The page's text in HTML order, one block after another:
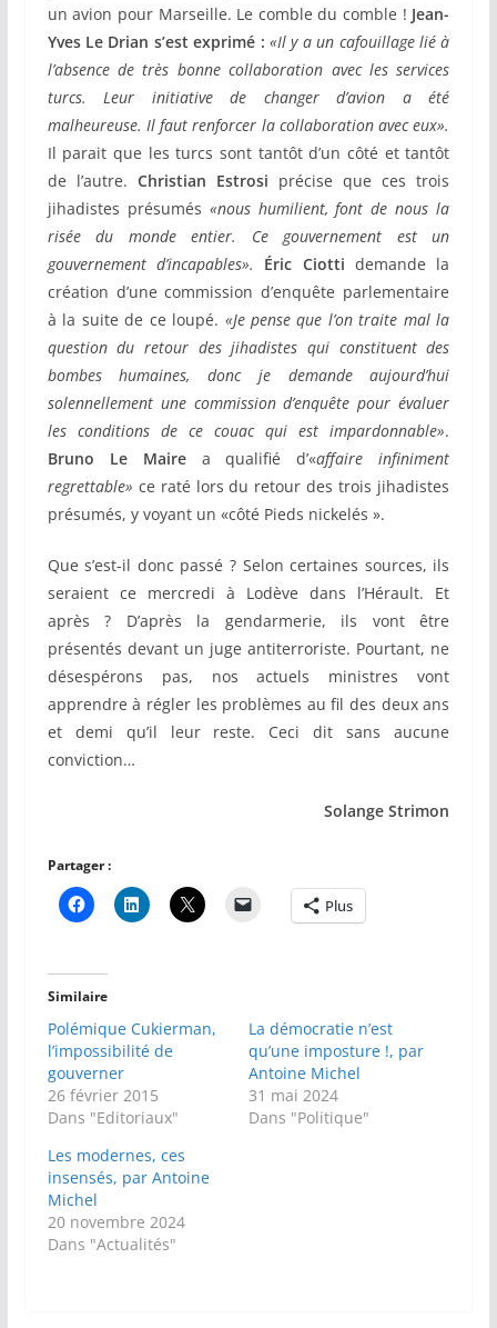
un avion pour Marseille. Le comble du comble ! Jean-
Yves Le Drian s’est exprimé : «Il y a un cafouillage lié à
l’absence de très bonne collaboration avec les services
turcs. Leur initiative de changer d’avion a été
malheureuse. Il faut renforcer la collaboration avec eux».
Il parait que les turcs sont tantôt d’un côté et tantôt
de l’autre. Christian Estrosi précise que ces trois
jihadistes présumés «nous humilient, font de nous la
risée du monde entier. Ce gouvernement est un
gouvernement d’incapables». Éric Ciotti demande la
création d’une commission d’enquête parlementaire
à la suite de ce loupé. «Je pense que l’on traite mal la
question du retour des jihadistes qui constituent des
bombes humaines, donc je demande aujourd’hui
solennellement une commission d’enquête pour évaluer
les conditions de ce couac qui est impardonnable».
Bruno Le Mairea qualifié d’«affaire infiniment
regrettable» ce raté lors du retour des trois jihadistes
présumés, y voyant un «côté Pieds nickelés ».
Que s’est-il donc passé ? Selon certaines sources, ils
seraient ce mercredi à Lodève dans l’Hérault. Et
après ? D’après la gendarmerie, ils vont être
présentés devant un juge antiterroriste. Pourtant, ne
désespérons pas, nos actuels ministres vont
apprendre à régler les problèmes au fil des deux ans
et demi qu’il leur reste. Ceci dit sans aucune
conviction…
Solange Strimon
Partager :
Plus
Similaire
Polémique Cukierman,
l’impossibilité de
gouverner
26 février 2015
Dans "Editoriaux"
La démocratie n’est
qu’une imposture !, par
Antoine Michel
31 mai 2024
Dans "Politique"
Les modernes, ces
insensés, par Antoine
Michel
20 novembre 2024
Dans "Actualités"